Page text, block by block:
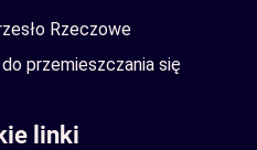
Rzeczowe
przemieszczania się
linki